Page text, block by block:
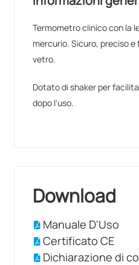
Termometro clinico con la
mercurio. Sicuro, preciso
vetro.
Dotato di shaker per
dopo l'uso.
Download
Manuale D'Uso
Certificato CE
Dichiarazione di